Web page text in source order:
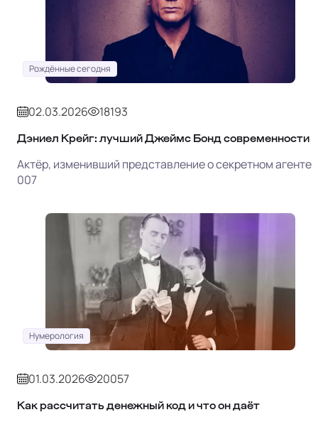
Рождённые сегодня
02.03.2026 18193
Дэниел Крейг: лучший Джеймс Бонд современности
Актёр, изменивший представление о секретном агенте
007
Нумерология
01.03.2026 20057
Как рассчитать денежный код и что он даёт